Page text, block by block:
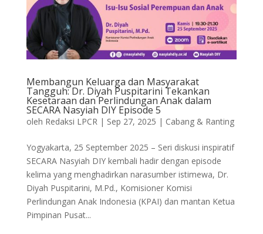
Membangun Keluarga dan Masyarakat
Tangguh: Dr. Diyah Puspitarini Tekankan
Kesetaraan dan Perlindungan Anak dalam
SECARA Nasyiah DIY Episode 5
oleh Redaksi LPCR | Sep 27, 2025 | Cabang & Ranting
Yogyakarta, 25 September 2025 – Seri diskusi inspiratif
SECARA Nasyiah DIY kembali hadir dengan episode
kelima yang menghadirkan narasumber istimewa, Dr.
Diyah Puspitarini, M.Pd., Komisioner Komisi
Perlindungan Anak Indonesia (KPAI) dan mantan Ketua
Pimpinan Pusat...